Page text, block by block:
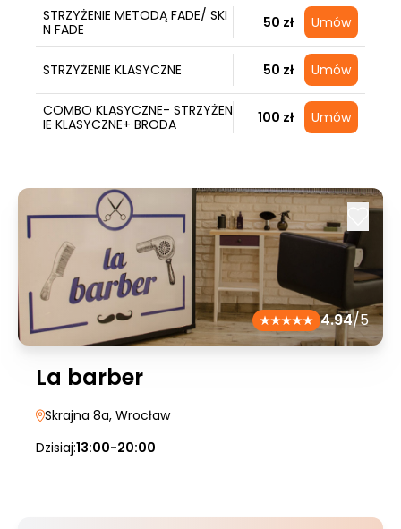
STRZYŻENIE METODĄ FADE/ SKI
N FADE
50 zł Umów
STRZYŻENIE KLASYCZNE 50 zł Umów
COMBO KLASYCZNE- STRZYŻEN
IE KLASYCZNE+ BRODA
100 zł Umów
4.94/5
La barber
Skrajna 8a, Wrocław
Dzisiaj:13:00-20:00